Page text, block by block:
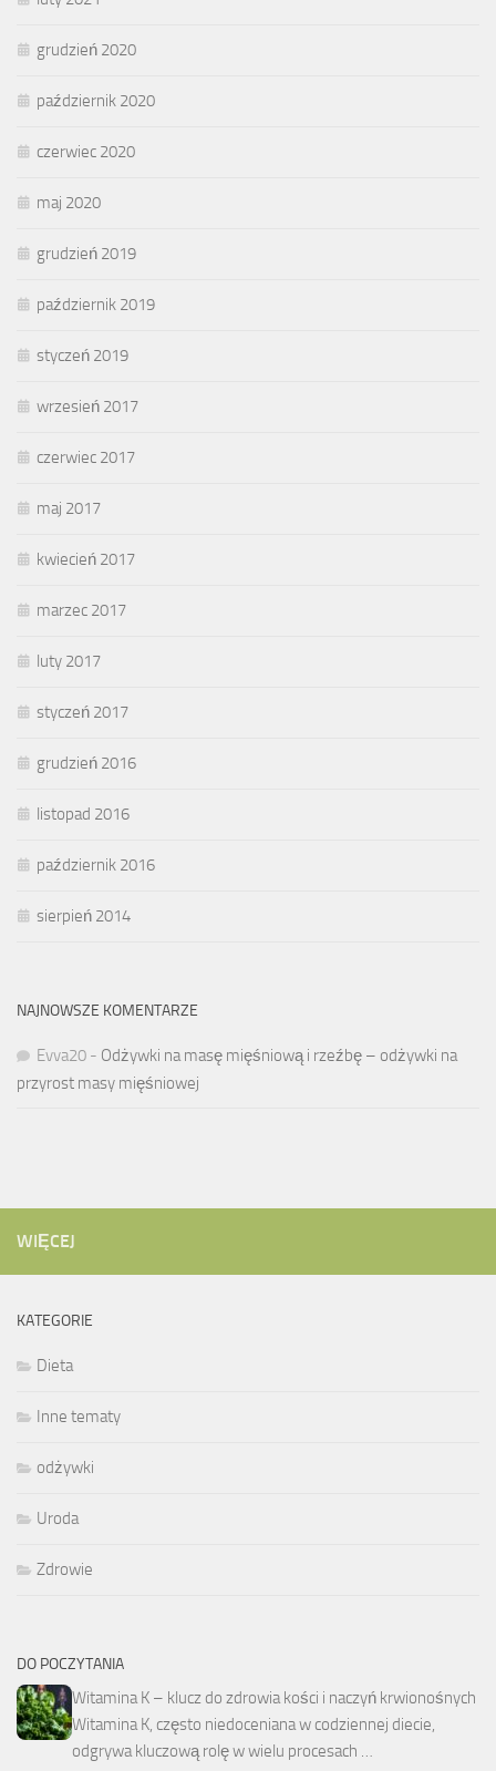
grudzień 2020
październik 2020
czerwiec 2020
maj 2020
grudzień 2019
październik 2019
styczeń 2019
wrzesień 2017
czerwiec 2017
maj 2017
kwiecień 2017
marzec 2017
luty 2017
styczeń 2017
grudzień 2016
listopad 2016
październik 2016
sierpień 2014
NAJNOWSZE KOMENTARZE
Evva20 - Odżywki na masę mięśniową i rzeźbę – odżywki na
przyrost masy mięśniowej
WIĘCEJ
KATEGORIE
Dieta
Inne tematy
odżywki
Uroda
Zdrowie
DO POCZYTANIA
Witamina K – klucz do zdrowia kości i naczyń krwionośnych
Witamina K, często niedoceniana w codziennej diecie,
odgrywa kluczową rolę w wielu procesach …